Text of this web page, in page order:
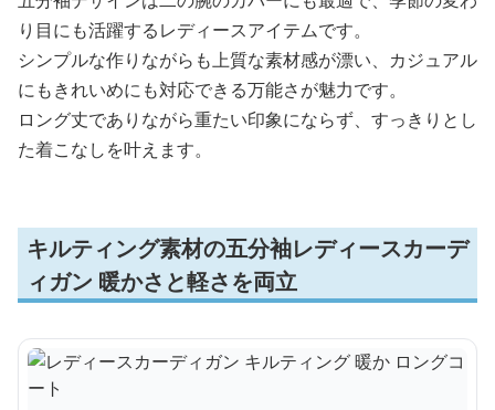
り目にも活躍するレディースアイテムです。
シンプルな作りながらも上質な素材感が漂い、カジュアル
にもきれいめにも対応できる万能さが魅力です。
ロング丈でありながら重たい印象にならず、すっきりとし
た着こなしを叶えます。
キルティング素材の五分袖レディースカーデ
ィガン 暖かさと軽さを両立